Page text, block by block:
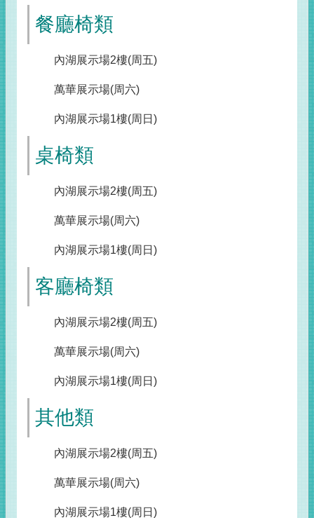
餐廳椅類
內湖展示場2樓(周五)
萬華展示場(周六)
內湖展示場1樓(周日)
桌椅類
內湖展示場2樓(周五)
萬華展示場(周六)
內湖展示場1樓(周日)
客廳椅類
內湖展示場2樓(周五)
萬華展示場(周六)
內湖展示場1樓(周日)
其他類
內湖展示場2樓(周五)
萬華展示場(周六)
內湖展示場1樓(周日)